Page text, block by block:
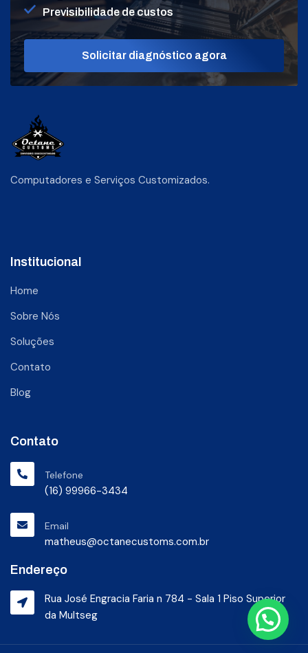
Previsibilidade de custos
Solicitar diagnóstico agora
Computadores e Serviços Customizados.
Institucional
Home
Sobre Nós
Soluções
Contato
Blog
Contato
Telefone
(16) 99966-3434
Email
matheus@octanecustoms.com.br
Endereço
Rua José Engracia Faria n 784 - Sala 1 Piso Superior
da Multseg